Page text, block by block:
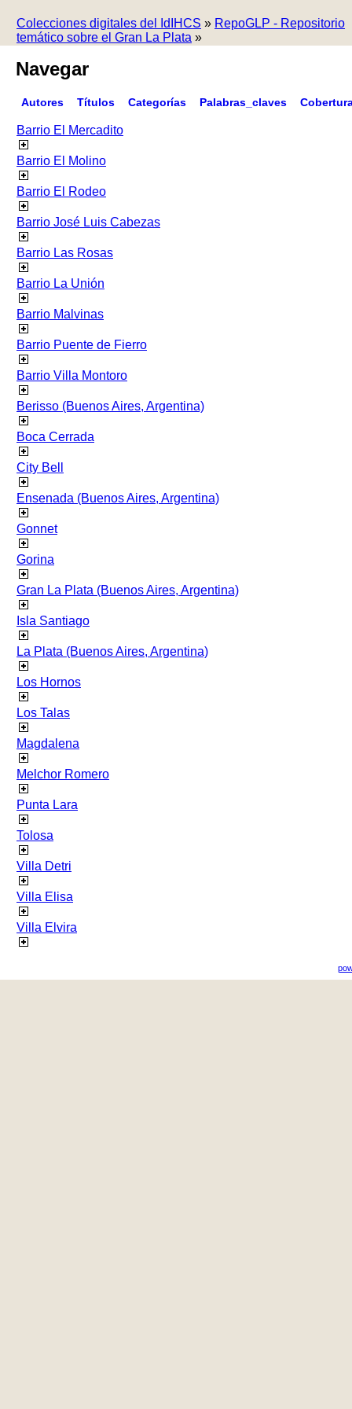
Colecciones digitales del IdIHCS » RepoGLP - Repositorio
temático sobre el Gran La Plata »
Navegar
Autores Títulos Categorías Palabras_claves
Barrio El Mercadito
Barrio El Molino
Barrio El Rodeo
Barrio José Luis Cabezas
Barrio Las Rosas
Barrio La Unión
Barrio Malvinas
Barrio Puente de Fierro
Barrio Villa Montoro
Berisso (Buenos Aires, Argentina)
Boca Cerrada
City Bell
Ensenada (Buenos Aires, Argentina)
Gonnet
Gorina
Gran La Plata (Buenos Aires, Argentina)
Isla Santiago
La Plata (Buenos Aires, Argentina)
Los Hornos
Los Talas
Magdalena
Melchor Romero
Punta Lara
Tolosa
Villa Detri
Villa Elisa
Villa Elvira